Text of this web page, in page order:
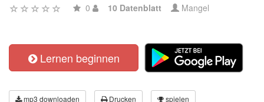
0 10 Datenblatt Mangel
Lernen beginnen
mp3 downloaden Drucken spielen